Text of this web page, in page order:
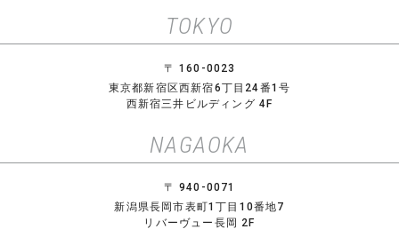
TOKYO
〒 160-0023
東京都新宿区西新宿6丁目24番1号
西新宿三井ビルディング 4F
NAGAOKA
〒 940-0071
新潟県長岡市表町1丁目10番地7
リバーヴュー長岡 2F